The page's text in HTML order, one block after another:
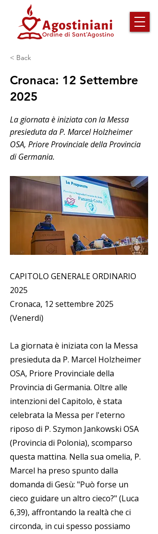
< Back
Cronaca: 12 Settembre
2025
La giornata è iniziata con la Messa
presieduta da P. Marcel Holzheimer
OSA, Priore Provinciale della Provincia
di Germania.
CAPITOLO GENERALE ORDINARIO
2025
Cronaca, 12 settembre 2025
(Venerdi)
La giornata è iniziata con la Messa
presieduta da P. Marcel Holzheimer
OSA, Priore Provinciale della
Provincia di Germania. Oltre alle
intenzioni del Capitolo, è stata
celebrata la Messa per l'eterno
riposo di P. Szymon Jankowski OSA
(Provincia di Polonia), scomparso
questa mattina. Nella sua omelia, P.
Marcel ha preso spunto dalla
domanda di Gesù: "Può forse un
cieco guidare un altro cieco?" (Luca
6,39), affrontando la realtà che ci
circonda, in cui spesso possiamo